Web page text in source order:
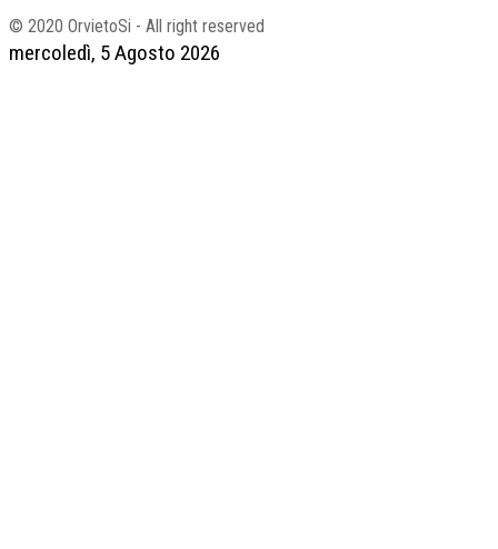
mercoledì, 5 Agosto 2026
© 2020 OrvietoSi - All right reserved